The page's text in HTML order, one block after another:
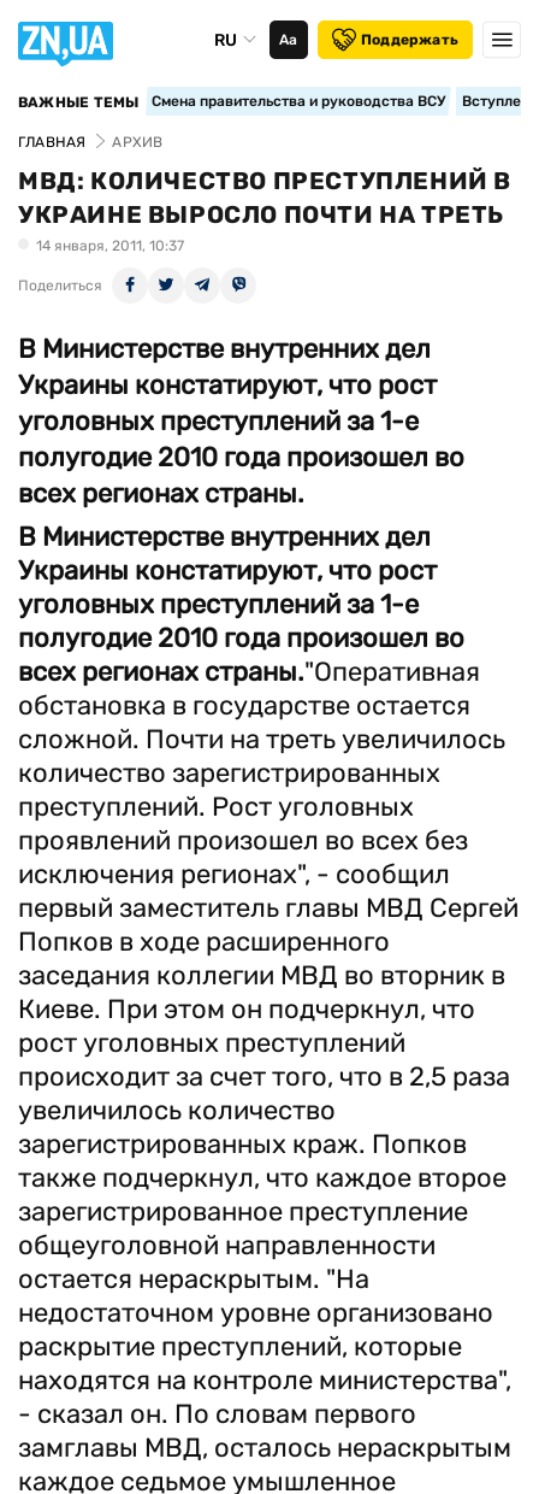
RU Аа Поддержать
ВАЖНЫЕ ТЕМЫ Смена правительства и руководства ВСУ
ГЛАВНАЯ АРХИВ
МВД: КОЛИЧЕСТВО ПРЕСТУПЛЕНИЙ В
УКРАИНЕ ВЫРОСЛО ПОЧТИ НА ТРЕТЬ
14 января, 2011, 10:37
Поделиться
В Министерстве внутренних дел
Украины констатируют, что рост
уголовных преступлений за 1-е
полугодие 2010 года произошел во
всех регионах страны.
В Министерстве внутренних дел
Украины констатируют, что рост
уголовных преступлений за 1-е
полугодие 2010 года произошел во
всех регионах страны."Оперативная
обстановка в государстве остается
сложной. Почти на треть увеличилось
количество зарегистрированных
преступлений. Рост уголовных
проявлений произошел во всех без
исключения регионах", - сообщил
первый заместитель главы МВД Сергей
Попков в ходе расширенного
заседания коллегии МВД во вторник в
Киеве. При этом он подчеркнул, что
рост уголовных преступлений
происходит за счет того, что в 2,5 раза
увеличилось количество
зарегистрированных краж. Попков
также подчеркнул, что каждое второе
зарегистрированное преступление
общеуголовной направленности
остается нераскрытым. "На
недостаточном уровне организовано
раскрытие преступлений, которые
находятся на контроле министерства",
- сказал он. По словам первого
замглавы МВД, осталось нераскрытым
каждое седьмое умышленное